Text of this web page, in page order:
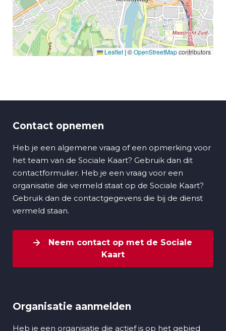
Leaflet | ©OpenStreetMapcontributors
Contact opnemen
Heb je een algemene vraag of een opmerking voor
het team van de Sociale Kaart? Gebruik dan dit
contactformulier. Heb je een vraag voor een
organisatie die vermeld staat op de Sociale Kaart?
Gebruik dan de contactgegevens die bij de dienst
vermeld staan.
Neem contact op met de Sociale
Kaart
Organisatie aanmelden
Heb je een organisatie die actief is op het gebied